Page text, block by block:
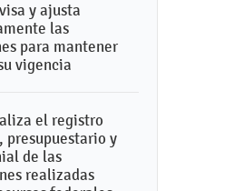
y ajusta
las
para mantener
vigencia
el registro
presupuestario y
de las
realizadas